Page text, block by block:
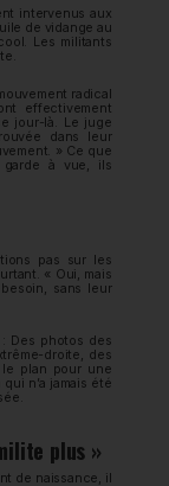
intervenus aux
de vidange au
Les militants
radical
effectivement
jour-là. Le juge
dans leur
» Ce que
à vue, ils
pas sur les
« Oui, mais
sans leur
Des photos des
droite, des
plan pour une
n’a jamais été
plus »
de naissance, il